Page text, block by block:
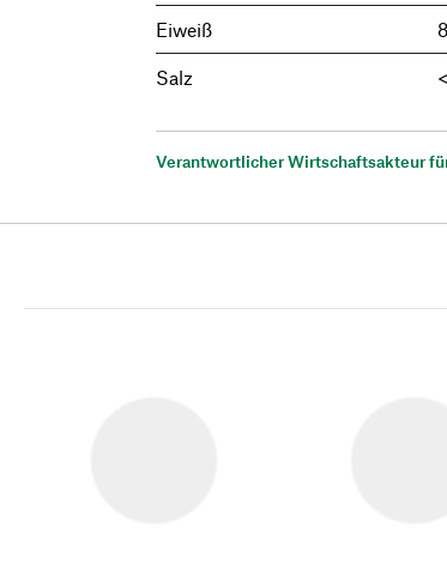
Eiweiß
Salz
Verantwortlicher Wirtschaftsakteur